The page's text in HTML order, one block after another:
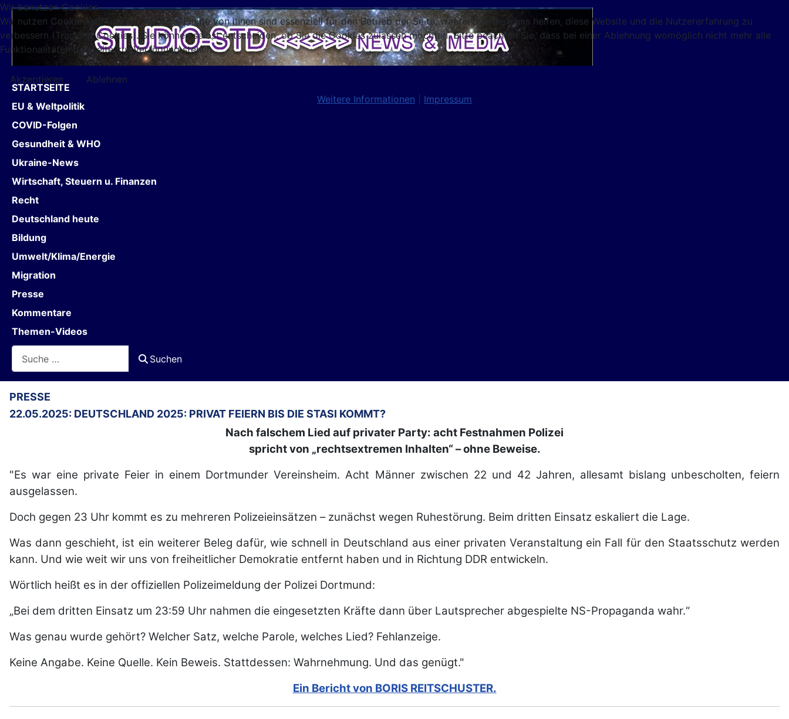
STARTSEITE
EU & Weltpolitik
COVID-Folgen
Gesundheit & WHO
Ukraine-News
Wirtschaft, Steuern u. Finanzen
Recht
Deutschland heute
Bildung
Umwelt/Klima/Energie
Migration
Presse
Kommentare
Themen-Videos
Suchen
PRESSE
22.05.2025: DEUTSCHLAND 2025: PRIVAT FEIERN BIS DIE STASI KOMMT?
Nach falschem Lied auf privater Party: acht Festnahmen Polizei
spricht von „rechtsextremen Inhalten“ – ohne Beweise.
"Es war eine private Feier in einem Dortmunder Vereinsheim. Acht Männer zwischen 22 und 42 Jahren, allesamt bislang unbescholten, feiern
ausgelassen.
Doch gegen 23 Uhr kommt es zu mehreren Polizeieinsätzen – zunächst wegen Ruhestörung. Beim dritten Einsatz eskaliert die Lage.
Was dann geschieht, ist ein weiterer Beleg dafür, wie schnell in Deutschland aus einer privaten Veranstaltung ein Fall für den Staatsschutz werden
kann. Und wie weit wir uns von freiheitlicher Demokratie entfernt haben und in Richtung DDR entwickeln.
Wörtlich heißt es in der offiziellen Polizeimeldung der Polizei Dortmund:
„Bei dem dritten Einsatz um 23:59 Uhr nahmen die eingesetzten Kräfte dann über Lautsprecher abgespielte NS-Propaganda wahr.“
Was genau wurde gehört? Welcher Satz, welche Parole, welches Lied? Fehlanzeige.
Keine Angabe. Keine Quelle. Kein Beweis. Stattdessen: Wahrnehmung. Und das genügt."
Ein Bericht von BORIS REITSCHUSTER.
Wir benutzen Cookies
Wir nutzen Cookies auf unserer Website. Einige von ihnen sind essenziell für den Betrieb der Seite, während andere uns helfen, diese Website und die Nutzererfahrung zu
verbessern (Tracking Cookies). Sie können selbst entscheiden, ob Sie die Cookies zulassen möchten. Bitte beachten Sie, dass bei einer Ablehnung womöglich nicht mehr alle
Funktionalitäten der Seite zur Verfügung stehen.
Akzeptieren
Ablehnen
Weitere Informationen
Impressum